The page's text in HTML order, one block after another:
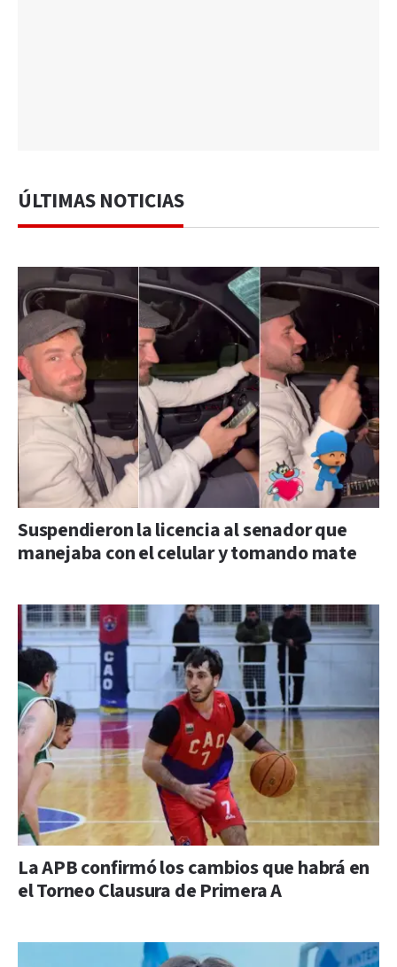
ÚLTIMAS NOTICIAS
Suspendieron la licencia al senador que
manejaba con el celular y tomando mate
La APB confirmó los cambios que habrá en
el Torneo Clausura de Primera A